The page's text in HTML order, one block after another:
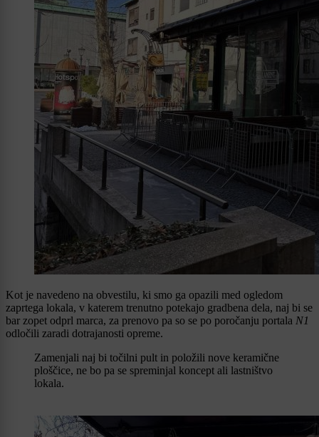
Kot je navedeno na obvestilu, ki smo ga opazili med ogledom
zaprtega lokala, v katerem trenutno potekajo gradbena dela, naj bi se
bar zopet odprl marca, za prenovo pa so se po poročanju portala N1
odločili zaradi dotrajanosti opreme.
Zamenjali naj bi točilni pult in položili nove keramične
ploščice, ne bo pa se spreminjal koncept ali lastništvo
lokala.